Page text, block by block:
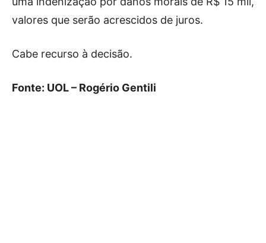
valores que serão acrescidos de juros.
Cabe recurso à decisão.
Fonte: UOL – Rogério Gentili